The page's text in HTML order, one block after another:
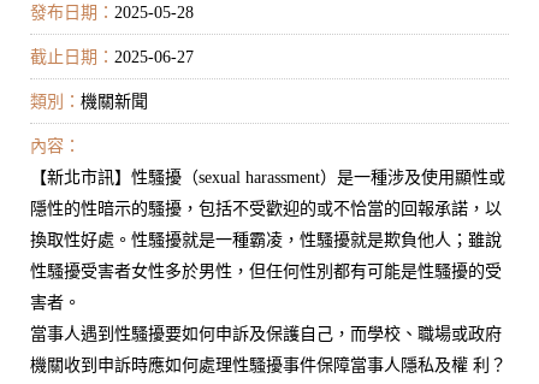
發布日期： 2025-05-28
截止日期： 2025-06-27
類別： 機關新聞
內容：
【新北市訊】性騷擾（sexual harassment）是一種涉及使用顯性或
隱性的性暗示的騷擾，包括不受歡迎的或不恰當的回報承諾，以
換取性好處。性騷擾就是一種霸凌，性騷擾就是欺負他人；雖說
性騷擾受害者女性多於男性，但任何性別都有可能是性騷擾的受
害者。
當事人遇到性騷擾要如何申訴及保護自己，而學校、職場或政府
機關收到申訴時應如何處理性騷擾事件保障當事人隱私及權 利？